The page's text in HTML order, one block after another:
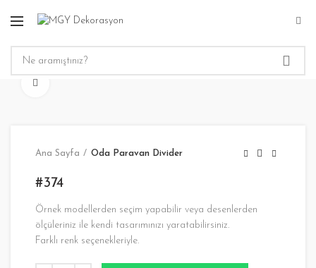
Ana Sayfa Oda Paravan Divider
#374
Örnek modellerden seçim yapabilir veya desenlerden
ölçüleriniz ile kendi tasarımınızı yaratabilirsiniz.
Farklı renk seçenekleriyle.